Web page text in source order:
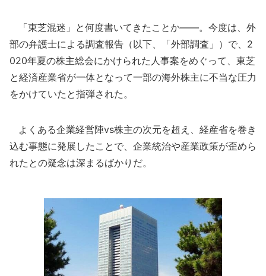
「東芝混迷」と何度書いてきたことか――。今度は、外
部の弁護士による調査報告（以下、「外部調査」）で、2
020年夏の株主総会にかけられた人事案をめぐって、東芝
と経済産業省が一体となって一部の海外株主に不当な圧力
をかけていたと指弾された。
よくある企業経営陣vs株主の次元を超え、経産省を巻き
込む事態に発展したことで、企業統治や産業政策が歪めら
れたとの疑念は深まるばかりだ。